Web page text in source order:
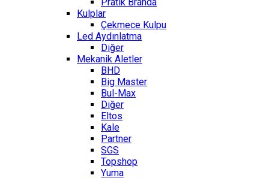
Kulplar
Çekmece Kulpu
Led Aydınlatma
Diğer
Mekanik Aletler
BHD
Big Master
Bul-Max
Diğer
Eltos
Kale
Partner
SGS
Topshop
Yuma